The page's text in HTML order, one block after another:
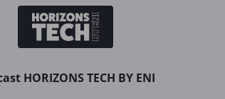
HORIZONS TECH BY ENI